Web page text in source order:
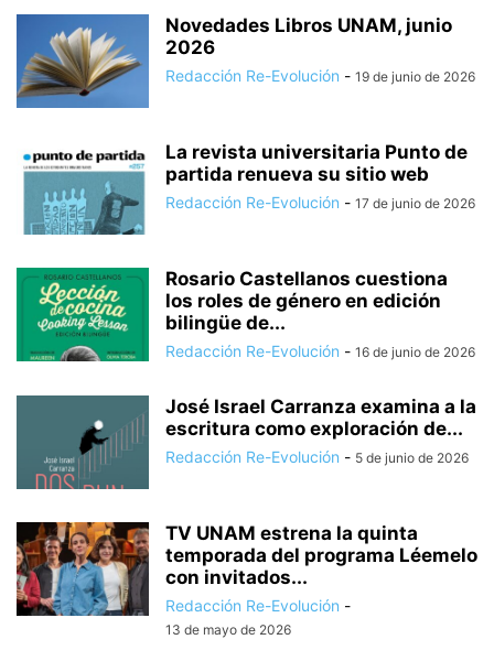
Novedades Libros UNAM, junio
2026
Redacción Re-Evolución - 19 de junio de 2026
La revista universitaria Punto de
partida renueva su sitio web
Redacción Re-Evolución - 17 de junio de 2026
Rosario Castellanos cuestiona
los roles de género en edición
bilingüe de...
Redacción Re-Evolución - 16 de junio de 2026
José Israel Carranza examina a la
escritura como exploración de...
Redacción Re-Evolución - 5 de junio de 2026
TV UNAM estrena la quinta
temporada del programa Léemelo
con invitados...
Redacción Re-Evolución -
13 de mayo de 2026